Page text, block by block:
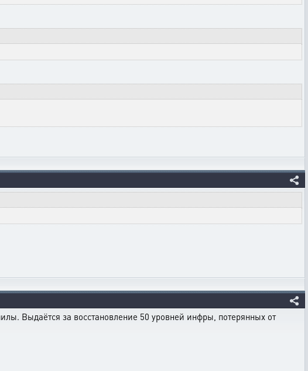
Выдаётся за восстановление 50 уровней инфры, потерянных от